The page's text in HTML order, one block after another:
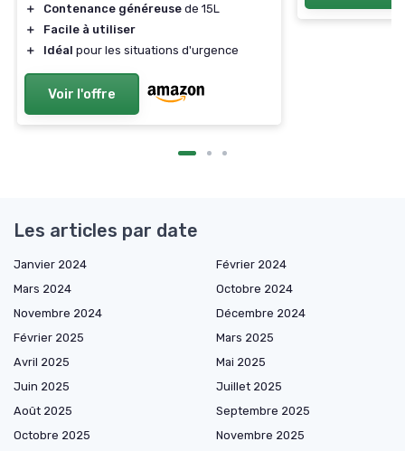
＋
Contenance généreuse de 15L
＋
Facile à utiliser
＋
Idéal pour les situations d'urgence
Voir l'offre
Les articles par date
Janvier 2024
Février 2024
Mars 2024
Octobre 2024
Novembre 2024
Décembre 2024
Février 2025
Mars 2025
Avril 2025
Mai 2025
Juin 2025
Juillet 2025
Août 2025
Septembre 2025
Octobre 2025
Novembre 2025